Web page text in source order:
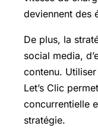
deviennent des
De plus, la
social media,
contenu.
Let’s Clic
concurrentielle
stratégie.